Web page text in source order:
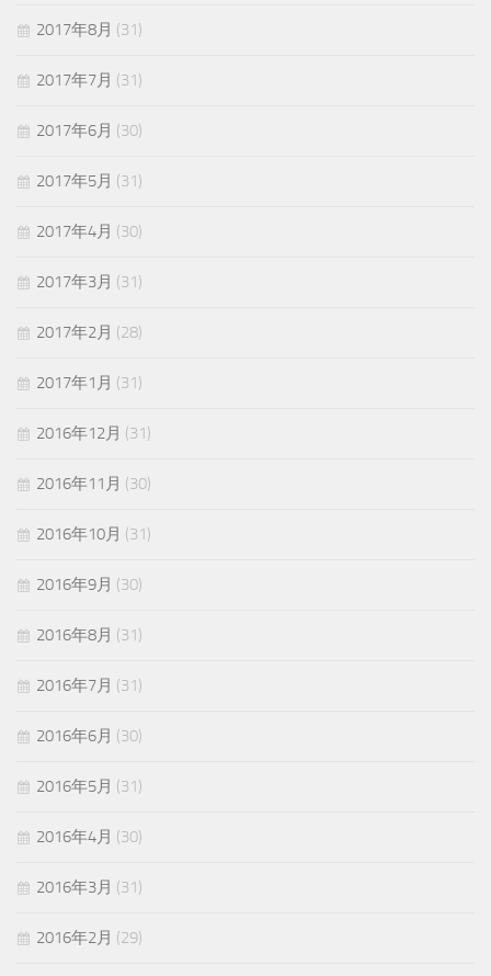
2017年8月 (31)
2017年7月 (31)
2017年6月 (30)
2017年5月 (31)
2017年4月 (30)
2017年3月 (31)
2017年2月 (28)
2017年1月 (31)
2016年12月 (31)
2016年11月 (30)
2016年10月 (31)
2016年9月 (30)
2016年8月 (31)
2016年7月 (31)
2016年6月 (30)
2016年5月 (31)
2016年4月 (30)
2016年3月 (31)
2016年2月 (29)